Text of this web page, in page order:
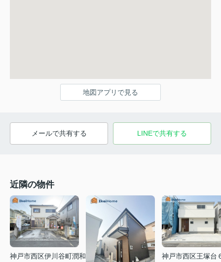
地図アプリで見る
メールで共有する LINEで共有する
近隣の物件
神戸市西区伊川谷町潤和
神戸市西区王塚台